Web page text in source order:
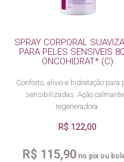
SPRAY CORPORAL
PARA PELES SENSIVEIS
ONCOHIDRAT* (C)
Conforto, alívio e hidratação para
sensibilizadas. Ação
regeneradora.
R$ 122,00
R$ 115,90no pix ou